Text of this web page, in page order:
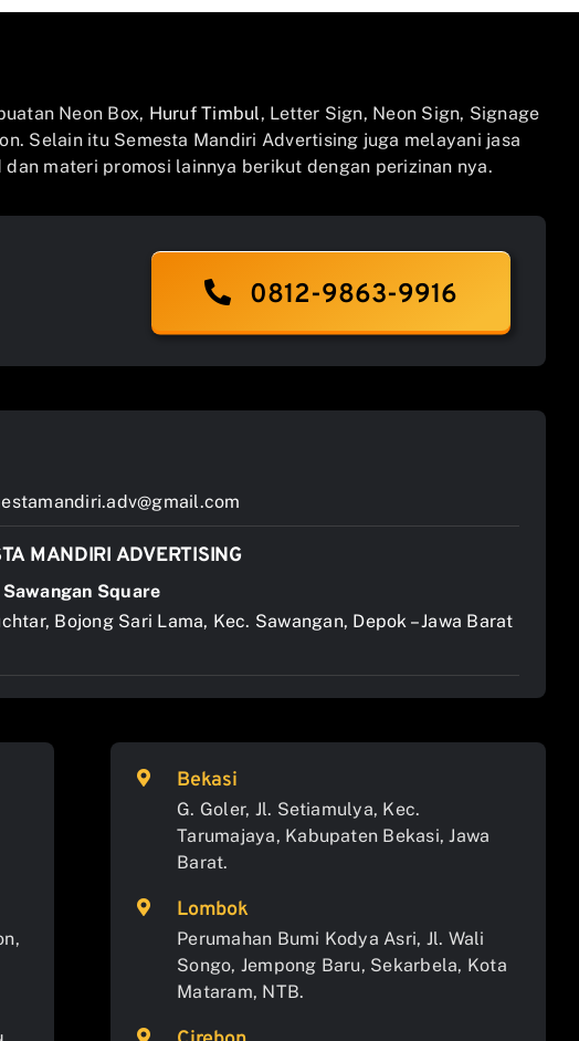
Neon Box, Huruf Timbul, Letter Sign, Neon Sign, Signage
Selain itu Semesta Mandiri Advertising juga melayani jasa
materi promosi lainnya berikut dengan perizinan nya.
0812-9863-9916
MANDIRI ADVERTISING
Square
Bojong Sari Lama, Kec. Sawangan, Depok – Jawa Barat
Bekasi
G. Goler, Jl. Setiamulya, Kec.
Tarumajaya, Kabupaten Bekasi, Jawa
Barat.
Lombok
Perumahan Bumi Kodya Asri, Jl. Wali
Songo, Jempong Baru, Sekarbela, Kota
Mataram, NTB.